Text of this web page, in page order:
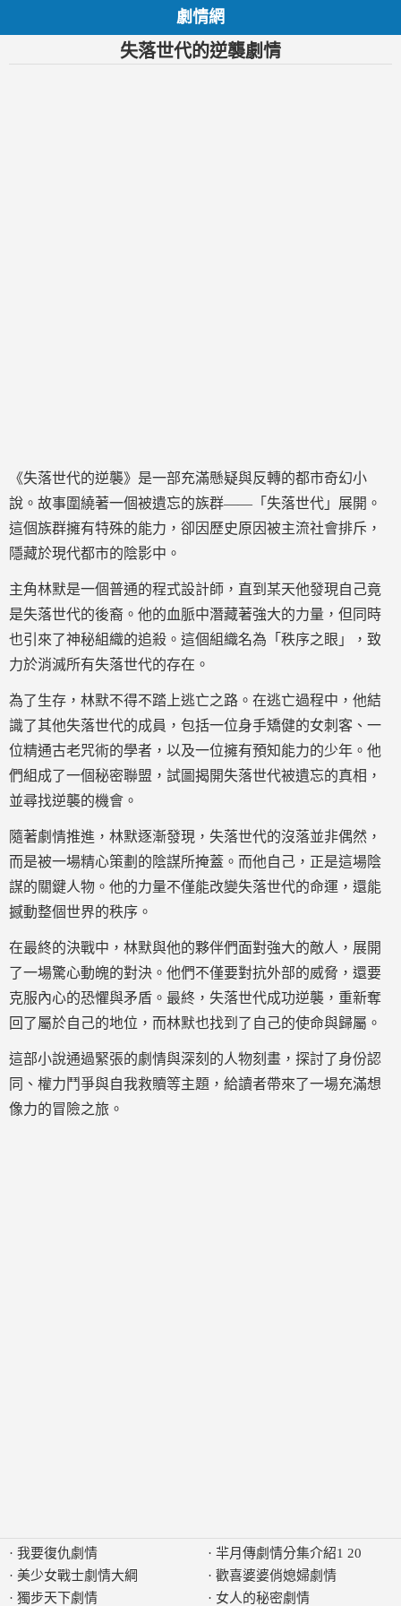
劇情網
失落世代的逆襲劇情
《失落世代的逆襲》是一部充滿懸疑與反轉的都市奇幻小
說。故事圍繞著一個被遺忘的族群——「失落世代」展開。
這個族群擁有特殊的能力，卻因歷史原因被主流社會排斥，
隱藏於現代都市的陰影中。
主角林默是一個普通的程式設計師，直到某天他發現自己竟
是失落世代的後裔。他的血脈中潛藏著強大的力量，但同時
也引來了神秘組織的追殺。這個組織名為「秩序之眼」，致
力於消滅所有失落世代的存在。
為了生存，林默不得不踏上逃亡之路。在逃亡過程中，他結
識了其他失落世代的成員，包括一位身手矯健的女刺客、一
位精通古老咒術的學者，以及一位擁有預知能力的少年。他
們組成了一個秘密聯盟，試圖揭開失落世代被遺忘的真相，
並尋找逆襲的機會。
隨著劇情推進，林默逐漸發現，失落世代的沒落並非偶然，
而是被一場精心策劃的陰謀所掩蓋。而他自己，正是這場陰
謀的關鍵人物。他的力量不僅能改變失落世代的命運，還能
撼動整個世界的秩序。
在最終的決戰中，林默與他的夥伴們面對強大的敵人，展開
了一場驚心動魄的對決。他們不僅要對抗外部的威脅，還要
克服內心的恐懼與矛盾。最終，失落世代成功逆襲，重新奪
回了屬於自己的地位，而林默也找到了自己的使命與歸屬。
這部小說通過緊張的劇情與深刻的人物刻畫，探討了身份認
同、權力鬥爭與自我救贖等主題，給讀者帶來了一場充滿想
像力的冒險之旅。
· 我要復仇劇情
· 美少女戰士劇情大綱
· 獨步天下劇情
· 羋月傳劇情分集介紹1 20
· 歡喜婆婆俏媳婦劇情
· 女人的秘密劇情